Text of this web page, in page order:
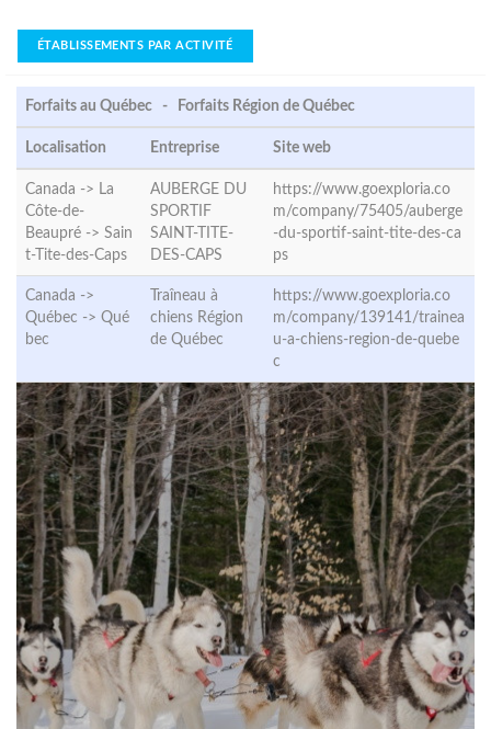
ÉTABLISSEMENTS PAR ACTIVITÉ
Forfaits au Québec - Forfaits Région de Québec
Localisation Entreprise Site web
Canada -> La
Côte-de-
Beaupré -> Sain
t-Tite-des-Caps
AUBERGE DU
SPORTIF
SAINT-TITE-
DES-CAPS
https://www.goexploria.co
m/company/75405/auberge
-du-sportif-saint-tite-des-ca
ps
Canada ->
Québec -> Qué
bec
Traîneau à
chiens Région
de Québec
https://www.goexploria.co
m/company/139141/trainea
u-a-chiens-region-de-quebe
c